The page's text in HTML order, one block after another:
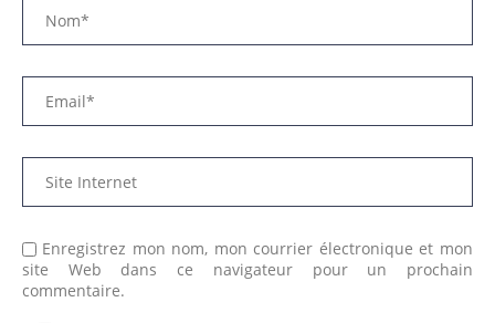
Enregistrez mon nom, mon courrier électronique et mon
site Web dans ce navigateur pour un prochain
commentaire.